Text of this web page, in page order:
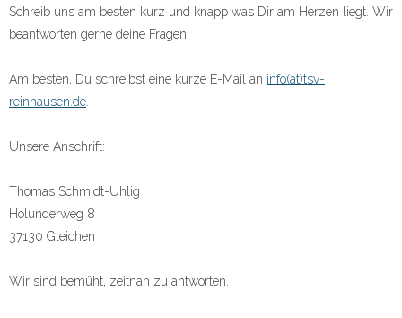
Schreib uns am besten kurz und knapp was Dir am Herzen liegt. Wir
beantworten gerne deine Fragen.
Am besten, Du schreibst eine kurze E-Mail an info(at)tsv-
reinhausen.de
Unsere Anschrift:
Thomas Schmidt-Uhlig
Holunderweg 8
37130 Gleichen
Wir sind bemüht, zeitnah zu antworten.